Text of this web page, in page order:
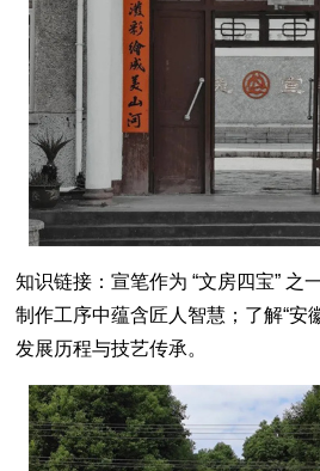
知识链接：宣笔作为 “文房四宝” 之
制作工序中蕴含匠人智慧；了解“安
发展历程与技艺传承。